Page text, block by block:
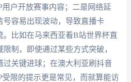
户开放赛事内容；二是网络延
号容易出现波动，导致直播卡
。比如在马来西亚看B站世界杯直
制，即使通过某些方式突破，
过关键进球；在澳大利亚刷抖音
限的提示更是常见，而就算能访